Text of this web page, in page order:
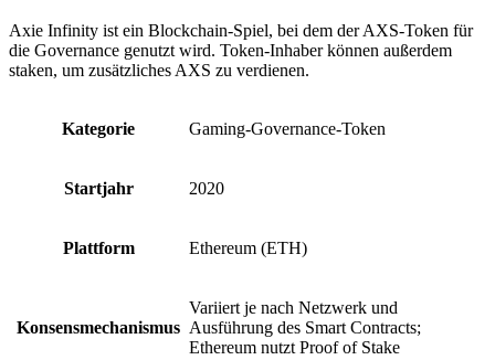
Axie Infinity ist ein Blockchain-Spiel, bei dem der AXS-Token für
die Governance genutzt wird. Token-Inhaber können außerdem
staken, um zusätzliches AXS zu verdienen.
Kategorie Gaming-Governance-Token
Startjahr 2020
Plattform Ethereum (ETH)
Konsensmechanismus
Variiert je nach Netzwerk und
Ausführung des Smart Contracts;
Ethereum nutzt Proof of Stake